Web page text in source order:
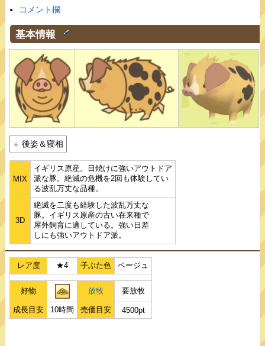
コメント欄
基本情報 †
後姿＆寝相
MIX
イギリス原産。日焼けに強いアウトドア
派な豚。絶滅の危機を2回も体験してい
る波乱万丈な品種。
3D
絶滅を二度も経験した波乱万丈な
豚。イギリス原産の古い在来種で
屋外飼育に適している。強い日差
しにも強いアウトドア派。
レア度 ★4 子ぶた色 ベージュ
好物 放牧 要放牧
成長目安 10時間 売価目安 4500pt